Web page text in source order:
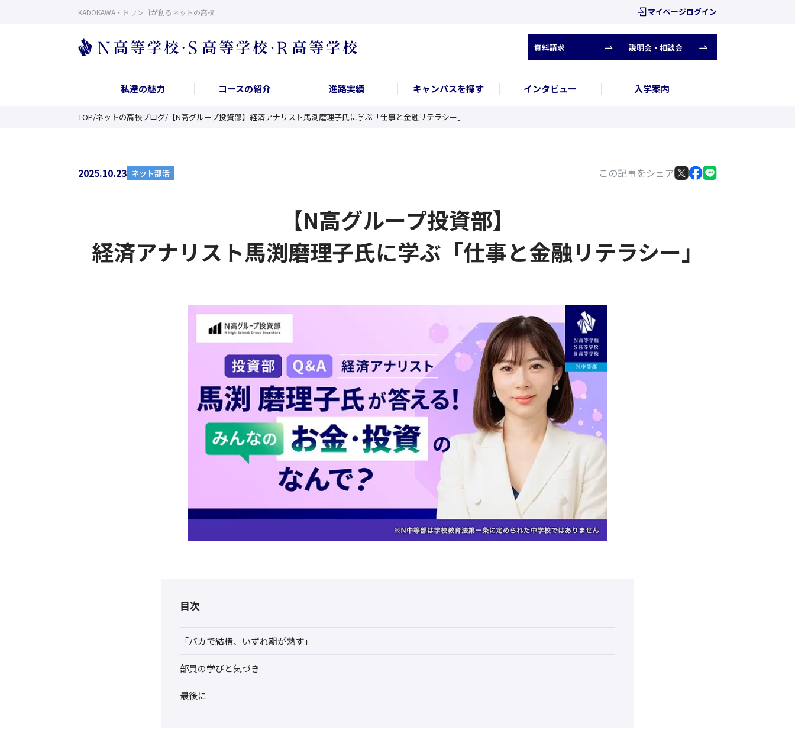
KADOKAWA・ドワンゴが創るネットの高校 マイページログイン
資料請求 説明会・相談会
私達の魅力 コースの紹介 進路実績 キャンパスを探す インタビュー 入学案内
TOP/ネットの高校ブログ/ 【N高グループ投資部】経済アナリスト馬渕磨理子氏に学ぶ「仕事と金融リテラシー」
2025.10.23 ネット部活 この記事をシェア
【N高グループ投資部】
経済アナリスト馬渕磨理子氏に学ぶ「仕事と金融リテラシー」
目次
「バカで結構、いずれ期が熟す」
部員の学びと気づき
最後に